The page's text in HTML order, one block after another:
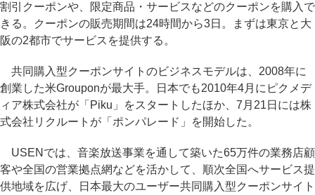
割引クーポンや、限定商品・サービスなどのクーポンを購入で
きる。クーポンの販売期間は24時間から3日。まずは東京と大
阪の2都市でサービスを提供する。
共同購入型クーポンサイトのビジネスモデルは、2008年に
創業した米Grouponが最大手。日本でも2010年4月にピクメデ
ィア株式会社が「Piku」をスタートしたほか、7月21日には株
式会社リクルートが「ポンパレード」を開始した。
USENでは、音楽放送事業を通して築いた65万件の業務店顧
客や全国の営業拠点網などを活かして、順次全国へサービス提
供地域を広げ、日本最大のユーザー共同購入型クーポンサイト